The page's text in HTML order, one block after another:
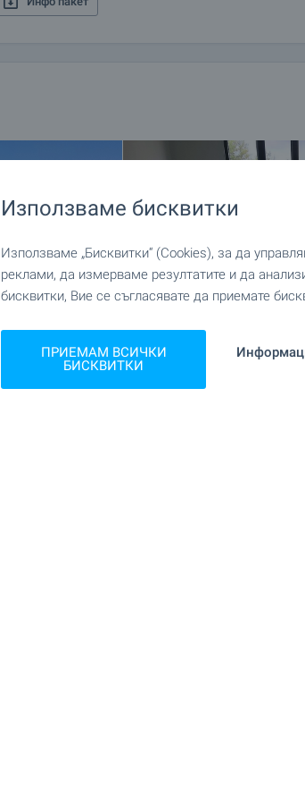
Използваме бисквитки
Използваме „Бисквитки“ (Cookies), за да
реклами, да измерваме резултатите и да
бисквитки, Вие се съгласявате да приемате
ПРИЕМАМ ВСИЧКИ
БИСКВИТКИ